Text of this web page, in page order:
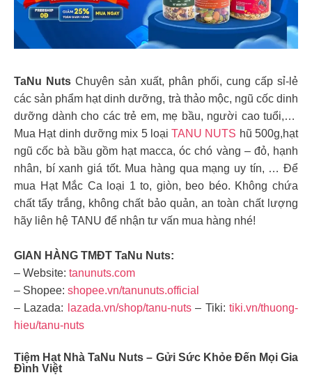
TaNu Nuts Chuyên sản xuất, phân phối, cung cấp sỉ-lẻ
các sản phẩm hạt dinh dưỡng, trà thảo mộc, ngũ cốc dinh
dưỡng dành cho các trẻ em, mẹ bầu, người cao tuổi,…
Mua Hạt dinh dưỡng mix 5 loạiTANU NUTS hũ 500g,hạt
ngũ cốc bà bầu gồm hạt macca, óc chó vàng – đỏ, hạnh
nhân, bí xanh giá tốt. Mua hàng qua mạng uy tín, … Để
mua Hạt Mắc Ca loại 1 to, giòn, beo béo. Không chứa
chất tẩy trắng, không chất bảo quản, an toàn chất lượng
hãy liên hệ TANU để nhận tư vấn mua hàng nhé!
GIAN HÀNG TMĐT TaNu Nuts:
– Website: tanunuts.com
– Shopee: shopee.vn/tanunuts.official
– Lazada:
lazada.vn/shop/tanu-nuts– Tiki:tiki.vn/thuong-
hieu/tanu-nuts
Tiệm Hạt NhàTaNu Nuts – Gửi Sức Khỏe Đến Mọi Gia
Đình Việt